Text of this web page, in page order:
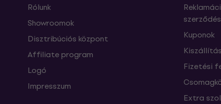
Rólunk
Showroomok
Disztribúciós központ
Affiliate program
Logó
Impresszum
Kuponok
Fizetési
Extra